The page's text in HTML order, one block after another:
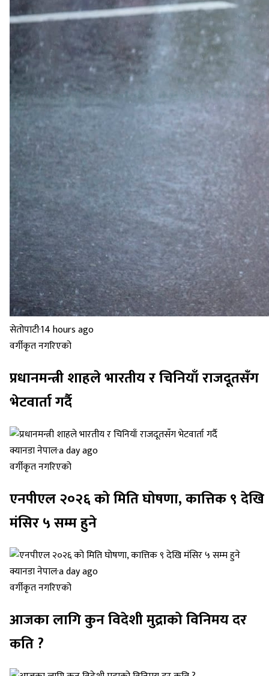
सेतोपाटी·14 hours ago
वर्गीकृत नगरिएको
प्रधानमन्त्री शाहले भारतीय र चिनियाँ राजदूतसँग
भेटवार्ता गर्दै
क्यानडा नेपाल·a day ago
वर्गीकृत नगरिएको
एनपीएल २०२६ को मिति घोषणा, कात्तिक ९ देखि
मंसिर ५ सम्म हुने
क्यानडा नेपाल·a day ago
वर्गीकृत नगरिएको
आजका लागि कुन विदेशी मुद्राको विनिमय दर
कति ?